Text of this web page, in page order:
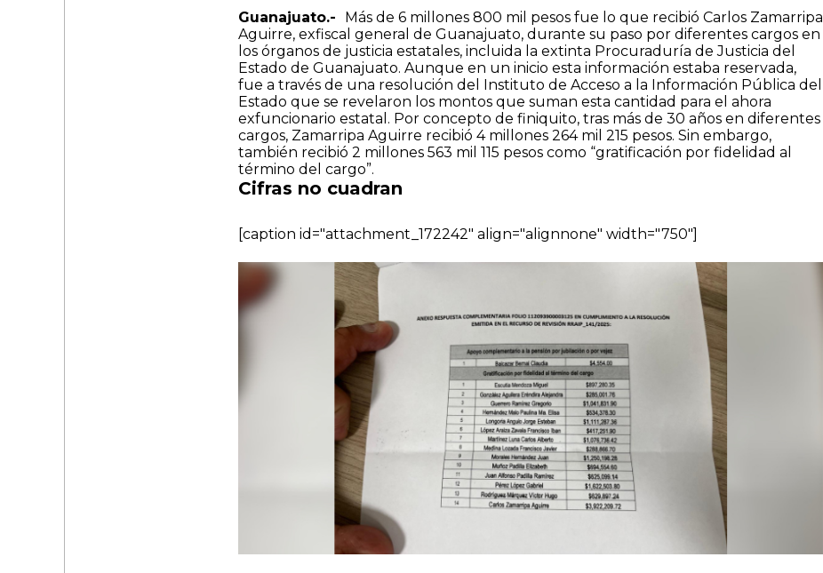
Guanajuato.- Más de 6 millones 800 mil pesos fue lo que recibió Carlos Zamarripa
Aguirre, exfiscal general de Guanajuato, durante su paso por diferentes cargos en
los órganos de justicia estatales, incluida la extinta Procuraduría de Justicia del
Estado de Guanajuato. Aunque en un inicio esta información estaba reservada,
fue a través de una resolución del Instituto de Acceso a la Información Pública del
Estado que se revelaron los montos que suman esta cantidad para el ahora
exfuncionario estatal. Por concepto de finiquito, tras más de 30 años en diferentes
cargos, Zamarripa Aguirre recibió 4 millones 264 mil 215 pesos. Sin embargo,
también recibió 2 millones 563 mil 115 pesos como “gratificación por fidelidad al
término del cargo”.
Cifras no cuadran
[caption id="attachment_172242" align="alignnone" width="750"]